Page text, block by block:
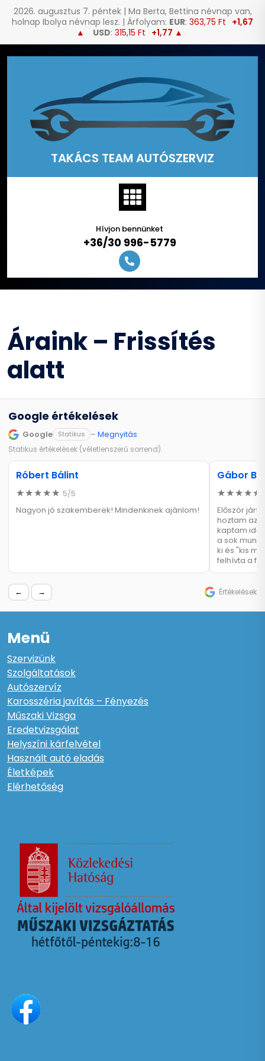
2026. augusztus 7. péntek | Ma Berta, Bettina névnap van,
holnap Ibolya névnap lesz. | Árfolyam: EUR: 363,75 Ft +1,67
▲
USD: 315,15 Ft +1,77 ▲
TAKÁCS TEAM AUTÓSZERVIZ
Hívjon bennünket
+36/30 996-5779
Áraink – Frissítés
alatt
Google értékelések
Google Statikus – Megnyitás
Statikus értékelések (véletlenszerű sorrend).
Róbert Bálint
5/5
Nagyon jó szakemberek! Mindenkinek ajánlom!
Gábor
Először
hoztam az
kaptam
a sok
ki és "kis
felhívta a
← → Értékelések
Menü
Szervizünk
Szolgáltatások
Autószervíz
Karosszéria javítás – Fényezés
Műszaki Vizsga
Eredetvizsgálat
Helyszíni kárfelvétel
Használt autó eladás
Életképek
Elérhetőség